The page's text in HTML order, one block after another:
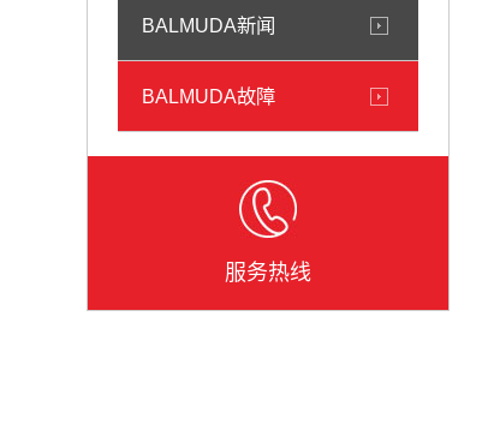
BALMUDA新闻
BALMUDA故障
服务热线